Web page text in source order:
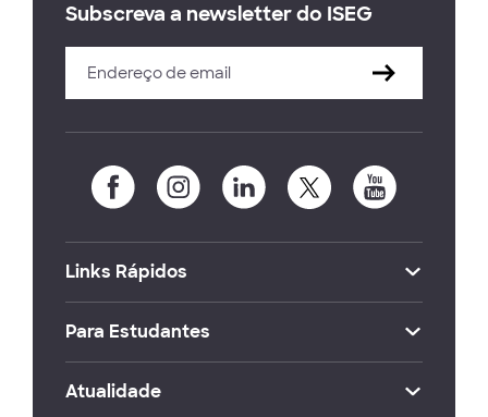
Subscreva a newsletter do ISEG
Links Rápidos
Para Estudantes
Atualidade